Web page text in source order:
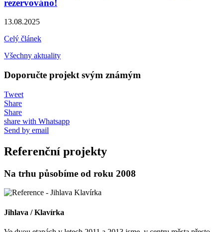
rezervováno!
13.08.2025
Celý článek
Všechny aktuality
Doporučte projekt svým známým
Tweet
Share
Share
share with Whatsapp
Send by email
Referenční projekty
Na trhu působíme od roku 2008
Jihlava / Klavírka